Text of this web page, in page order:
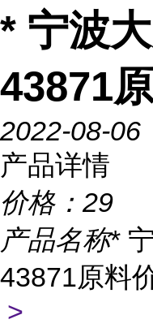
* 宁波
43871
2022-08-06
产品详情
价格： 29
产品名称*
43871原料
>